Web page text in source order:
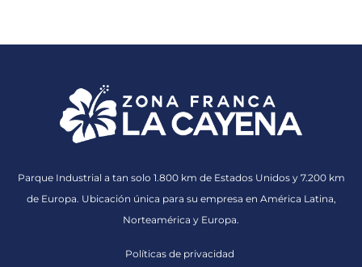
Parque Industrial a tan solo 1.800 km de Estados Unidos y 7.200 km
de Europa. Ubicación única para su empresa en América Latina,
Norteamérica y Europa.
Políticas de privacidad